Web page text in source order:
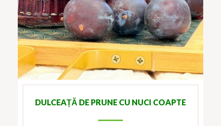
DULCEAȚĂ DE PRUNE CU NUCI COAPTE